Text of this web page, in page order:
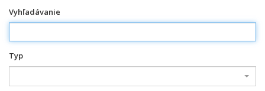
Vyhľadávanie
Typ